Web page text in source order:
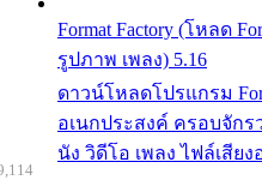
Format Factory (โหลด
รูปภาพ เพลง) 5.16
ดาวน์โหลดโปรแกรม
อเนกประสงค์ ครอบจัก
นัง วิดีโอ เพลง ไฟล์เสีย